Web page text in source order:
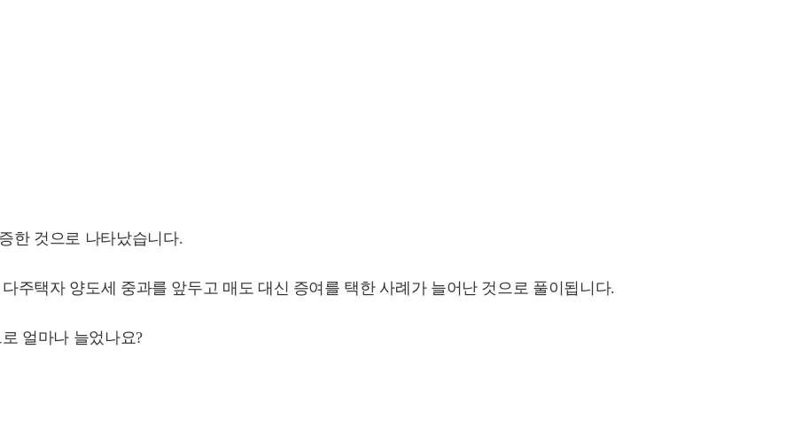
한 것으로 나타났습니다.
주택자 양도세 중과를 앞두고 매도 대신 증여를 택한 사례가 늘어난 것으로 풀이됩니다.
얼마나 늘었나요?